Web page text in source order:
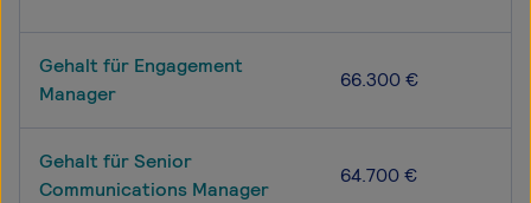
Gehalt für Engagement
Manager
66.300 €
Gehalt für Senior
Communications Manager
64.700 €